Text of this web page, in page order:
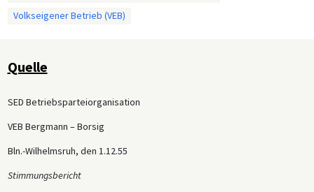
Volkseigener Betrieb (VEB)
Quelle
SED Betriebsparteiorganisation
VEB Bergmann – Borsig
Bln.-Wilhelmsruh, den 1.12.55
Stimmungsbericht